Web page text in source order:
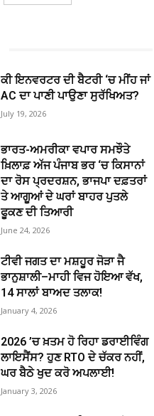
ਕੀ ਇਨਵਰਟਰ ਦੀ ਬੈਟਰੀ ‘ਚ ਮੀਂਹ ਜਾਂ
AC ਦਾ ਪਾਣੀ ਪਾਉਣਾ ਸੁਰੱਖਿਅਤ?
July 19, 2026
ਭਾਰਤ-ਅਮਰੀਕਾ ਵਪਾਰ ਸਮਝੌਤੇ
ਖ਼ਿਲਾਫ਼ ਅੱਜ ਪੰਜਾਬ ਭਰ ‘ਚ ਕਿਸਾਨਾਂ
ਦਾ ਰੋਸ ਪ੍ਰਦਰਸ਼ਨ, ਭਾਜਪਾ ਦਫ਼ਤਰਾਂ
ਤੇ ਆਗੂਆਂ ਦੇ ਘਰਾਂ ਬਾਹਰ ਪੁਤਲੇ
ਫੂਕਣ ਦੀ ਤਿਆਰੀ
June 24, 2026
ਟੀਵੀ ਜਗਤ ਦਾ ਮਸ਼ਹੂਰ ਜੋੜਾ ਜੈ
ਭਾਨੁਸ਼ਾਲੀ–ਮਾਹੀ ਵਿਜ ਹੋਇਆ ਵੱਖ,
14 ਸਾਲਾਂ ਬਾਅਦ ਤਲਾਕ!
January 4, 2026
2026 ’ਚ ਖ਼ਤਮ ਹੋ ਰਿਹਾ ਡਰਾਈਵਿੰਗ
ਲਾਇਸੈਂਸ? ਹੁਣ RTO ਦੇ ਚੱਕਰ ਨਹੀਂ,
ਘਰ ਬੈਠੇ ਖੁਦ ਕਰੋ ਅਪਲਾਈ!
January 3, 2026